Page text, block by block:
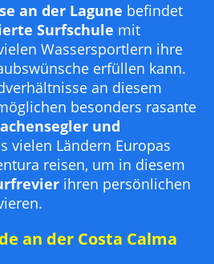
an der Lagune befindet
Surfschule mit
Wassersportlern ihre
erfüllen kann.
an diesem
besonders rasante
und
vielen Ländern Europas
reisen, um in diesem
ihren persönlichen
an der Costa Calma